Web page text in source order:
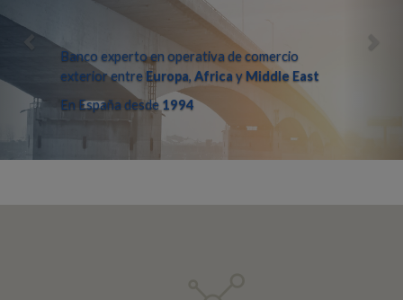
Banco experto en operativa de comercio
exterior entreEuropa,AfricayMiddle East
En España desde